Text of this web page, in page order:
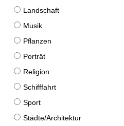
Landschaft
Musik
Pflanzen
Porträt
Religion
Schifffahrt
Sport
Städte/Architektur